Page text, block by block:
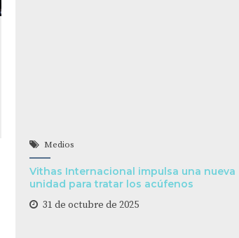
Medios
Vithas Internacional impulsa una nueva
unidad para tratar los acúfenos
31 de octubre de 2025